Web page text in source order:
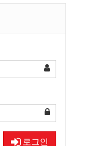
로그인